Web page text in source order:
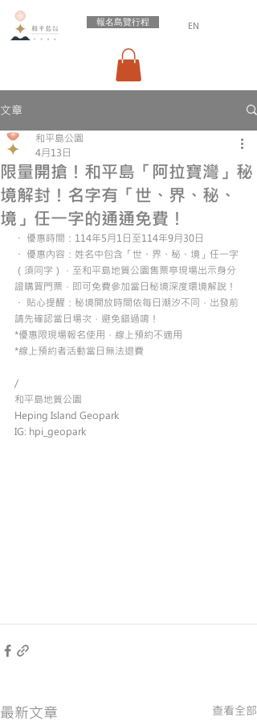
報名島覽行程 EN
文章
限量開搶！和平島「阿拉寶灣」秘
境解封！名字有「世、界、秘、
境」任一字的通通免費！
和平島公園
4月13日
・ 優惠時間：114年5月1日至114年9月30日
・ 優惠內容：姓名中包含「世、界、秘、境」任一字
（須同字），至和平島地質公園售票亭現場出示身分
證購買門票，即可免費參加當日秘境深度環境解說！
・ 貼心提醒：秘境開放時間依每日潮汐不同，出發前
請先確認當日場次，避免錯過唷！
*優惠限現場報名使用，線上預約不適用
*線上預約者活動當日無法退費
/
和平島地質公園
Heping Island Geopark
IG: hpi_geopark
最新文章 查看全部